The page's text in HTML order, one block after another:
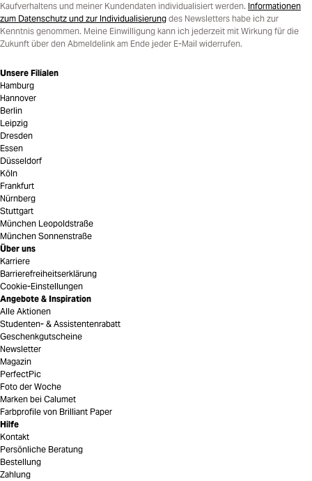
Kaufverhaltens und meiner Kundendaten individualisiert werden. Informationen
zum Datenschutz und zur Individualisierung des Newsletters habe ich zur
Kenntnis genommen. Meine Einwilligung kann ich jederzeit mit Wirkung für die
Zukunft über den Abmeldelink am Ende jeder E-Mail widerrufen.
Unsere Filialen
Hamburg
Hannover
Berlin
Leipzig
Dresden
Essen
Düsseldorf
Köln
Frankfurt
Nürnberg
Stuttgart
München Leopoldstraße
München Sonnenstraße
Über uns
Karriere
Barrierefreiheitserklärung
Cookie-Einstellungen
Angebote & Inspiration
Alle Aktionen
Studenten- & Assistentenrabatt
Geschenkgutscheine
Newsletter
Magazin
PerfectPic
Foto der Woche
Marken bei Calumet
Farbprofile von Brilliant Paper
Hilfe
Kontakt
Persönliche Beratung
Bestellung
Zahlung